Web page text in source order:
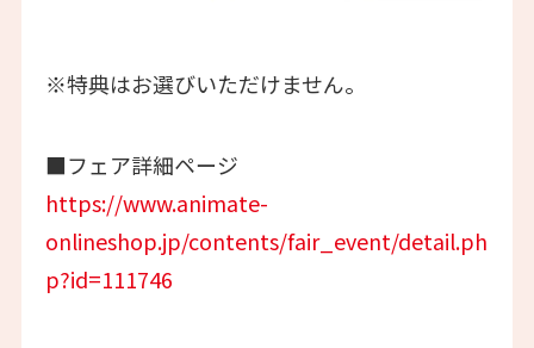
※特典はお選びいただけません。
■フェア詳細ページ
https://www.animate-
onlineshop.jp/contents/fair_event/detail.ph
p?id=111746